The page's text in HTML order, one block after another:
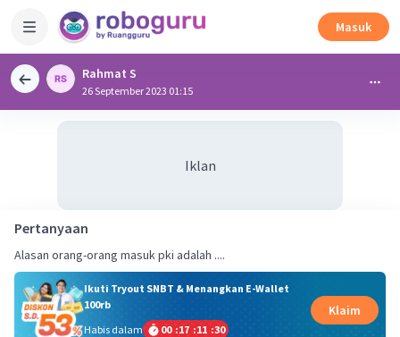
Masuk
Rahmat S
26 September 2023 01:15
Iklan
Pertanyaan
Alasan orang-orang masuk pki adalah ....
Ikuti Tryout SNBT & Menangkan E-Wallet
100rb
Habis dalam
00 :17 :11 :30
Klaim